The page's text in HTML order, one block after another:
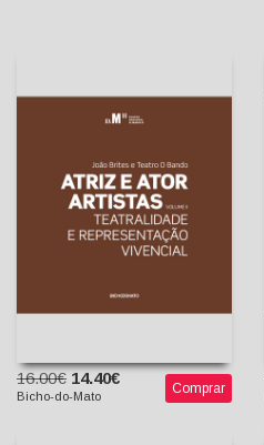
II: Teatralidade e
Representação Vivencial
16.00€ 14.40€
Bicho-do-Mato Comprar